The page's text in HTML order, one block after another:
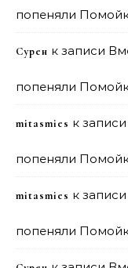
попеняли
Сурен к записи
попеняли
mitasmies к записи
попеняли
mitasmies к записи
попеняли